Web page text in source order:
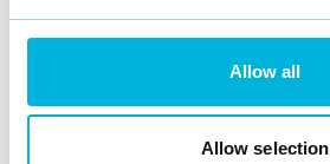
Allow all
Allow selection